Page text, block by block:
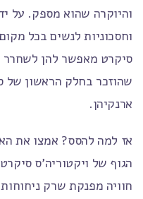
והיוקרה שהוא מספק. על
וחסכוניות לנשים בכל
סיקרט מאפשר להן לשחרר
שהוזכר בחלק הראשון של
ארנקיהן.
אז למה להסס? אמצו את
הגוף של ויקטוריה'ס
חוויה מפנקת שרק